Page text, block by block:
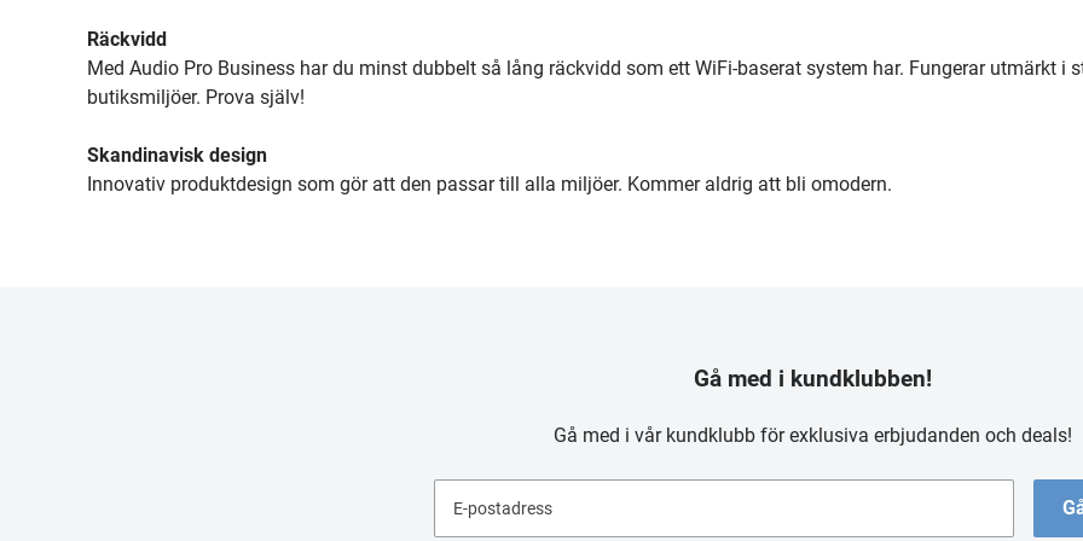
Räckvidd
Med Audio Pro Business har du minst dubbelt så lång räckvidd som ett WiFi-baserat system har. Fungerar utmärkt i
butiksmiljöer. Prova själv!
Skandinavisk design
Innovativ produktdesign som gör att den passar till alla miljöer. Kommer aldrig att bli omodern.
Gå med i kundklubben!
Gå med i vår kundklubb för exklusiva erbjudanden och deals!
E-postadress